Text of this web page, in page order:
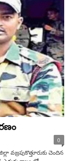
0
వ‌జ్ర‌పుకొత్తూరుకు చెందిన